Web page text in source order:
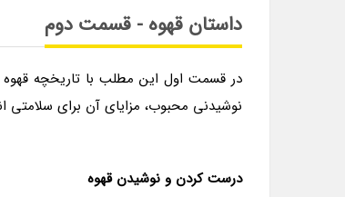
داستان قهوه - قسمت دوم
در قسمت اول این مطلب با تاریخچه
نوشیدنی محبوب، مزایای آن برای سلامتی
درست کردن و نوشیدن قهوه